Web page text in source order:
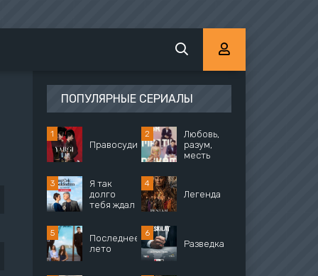
ПОПУЛЯРНЫЕ СЕРИАЛЫ
Правосудие
Любовь,
разум,
месть
Я так
долго
тебя ждал
Легенда
Последнее
лето
Разведка